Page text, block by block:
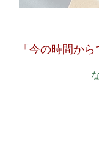
「今の時間か